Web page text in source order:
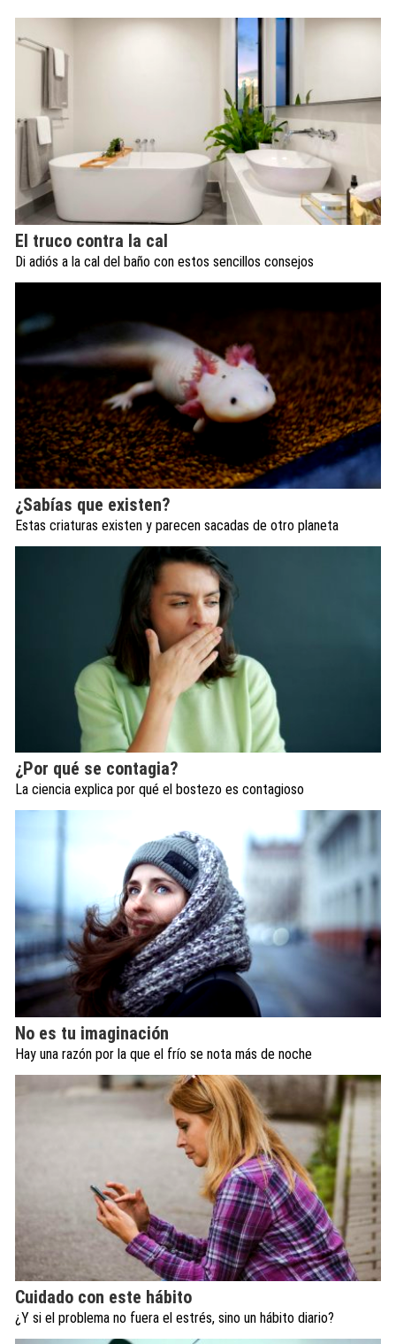
El truco contra la cal
Di adiós a la cal del baño con estos sencillos consejos
¿Sabías que existen?
Estas criaturas existen y parecen sacadas de otro planeta
¿Por qué se contagia?
La ciencia explica por qué el bostezo es contagioso
No es tu imaginación
Hay una razón por la que el frío se nota más de noche
Cuidado con este hábito
¿Y si el problema no fuera el estrés, sino un hábito diario?